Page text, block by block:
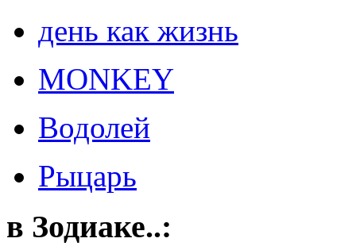
день как жизнь
MONKEY
Водолей
Рыцарь
в Зодиаке..: